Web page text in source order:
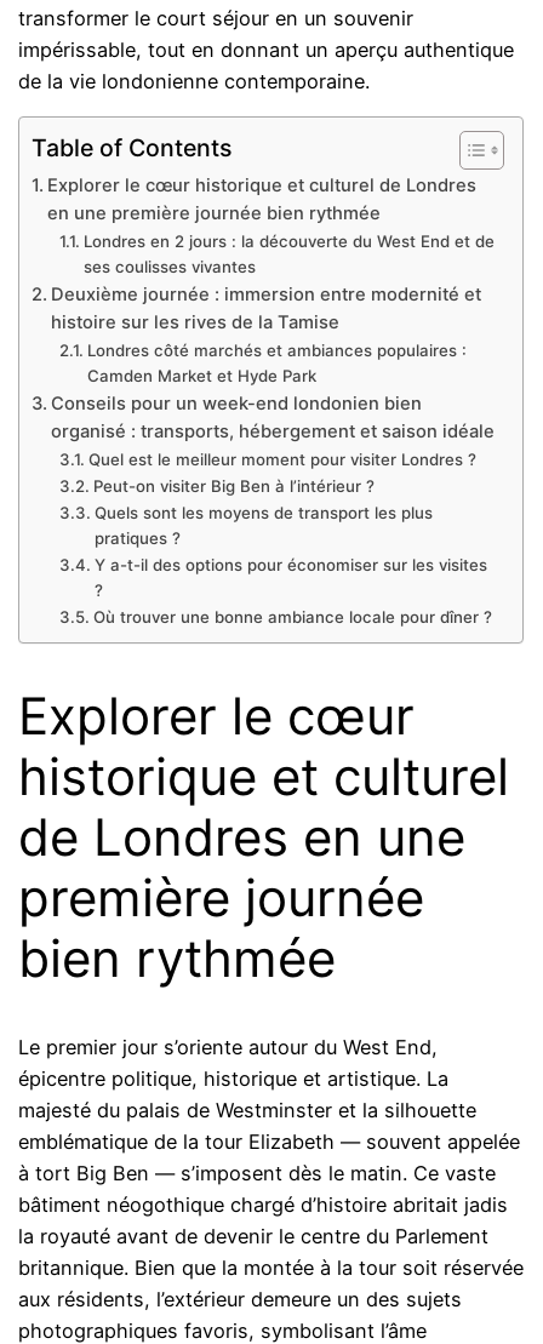
transformer le court séjour en un souvenir
impérissable, tout en donnant un aperçu authentique
de la vie londonienne contemporaine.
Table of Contents
Explorer le cœur historique et culturel de Londres
en une première journée bien rythmée
Londres en 2 jours : la découverte du West End et de
ses coulisses vivantes
Deuxième journée : immersion entre modernité et
histoire sur les rives de la Tamise
Londres côté marchés et ambiances populaires :
Camden Market et Hyde Park
Conseils pour un week-end londonien bien
organisé : transports, hébergement et saison idéale
Quel est le meilleur moment pour visiter Londres ?
Peut-on visiter Big Ben à l’intérieur ?
Quels sont les moyens de transport les plus
pratiques ?
Y a-t-il des options pour économiser sur les visites
?
Où trouver une bonne ambiance locale pour dîner ?
Explorer le cœur
historique et culturel
de Londres en une
première journée
bien rythmée
Le premier jour s’oriente autour du West End,
épicentre politique, historique et artistique. La
majesté du palais de Westminster et la silhouette
emblématique de la tour Elizabeth — souvent appelée
à tort Big Ben — s’imposent dès le matin. Ce vaste
bâtiment néogothique chargé d’histoire abritait jadis
la royauté avant de devenir le centre du Parlement
britannique. Bien que la montée à la tour soit réservée
aux résidents, l’extérieur demeure un des sujets
photographiques favoris, symbolisant l’âme